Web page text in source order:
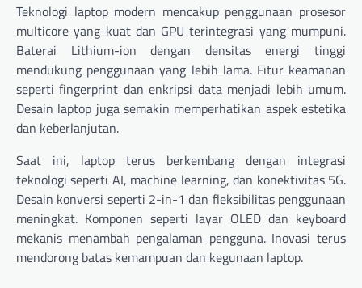
Teknologi laptop modern mencakup penggunaan prosesor
multicore yang kuat dan GPU terintegrasi yang mumpuni.
Baterai Lithium-ion dengan densitas energi tinggi
mendukung penggunaan yang lebih lama. Fitur keamanan
seperti fingerprint dan enkripsi data menjadi lebih umum.
Desain laptop juga semakin memperhatikan aspek estetika
dan keberlanjutan.
Saat ini, laptop terus berkembang dengan integrasi
teknologi seperti AI, machine learning, dan konektivitas 5G.
Desain konversi seperti 2-in-1 dan fleksibilitas penggunaan
meningkat. Komponen seperti layar OLED dan keyboard
mekanis menambah pengalaman pengguna. Inovasi terus
mendorong batas kemampuan dan kegunaan laptop.